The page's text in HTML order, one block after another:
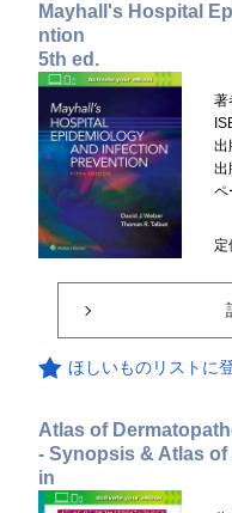
Mayhall's Hospital
ntion
5th ed.
著
出
出
ペ
ほしいものリストに
Atlas of
- Synopsis & Atlas
in